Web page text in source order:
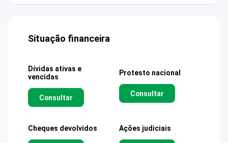
Situação financeira
Dívidas ativas e
vencidas
Consultar
Protesto nacional
Consultar
Cheques devolvidos Ações judiciais